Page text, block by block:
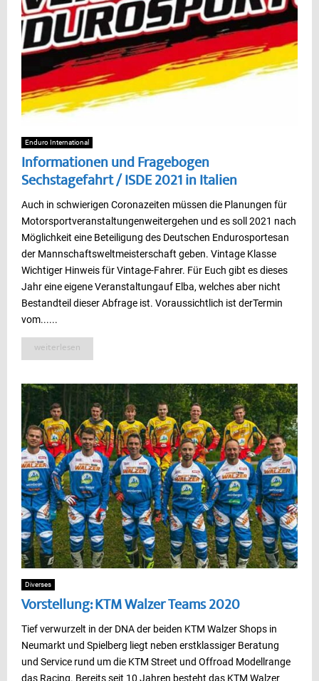
Enduro International
Informationen und Fragebogen
Sechstagefahrt / ISDE 2021 in Italien
Auch in schwierigen Coronazeiten müssen die Planungen für
Motorsportveranstaltungenweitergehen und es soll 2021 nach
Möglichkeit eine Beteiligung des Deutschen Endurosportesan
der Mannschaftsweltmeisterschaft geben. Vintage Klasse
Wichtiger Hinweis für Vintage-Fahrer. Für Euch gibt es dieses
Jahr eine eigene Veranstaltungauf Elba, welches aber nicht
Bestandteil dieser Abfrage ist. Voraussichtlich ist derTermin
vom......
weiterlesen
Diverses
Vorstellung: KTM Walzer Teams 2020
Tief verwurzelt in der DNA der beiden KTM Walzer Shops in
Neumarkt und Spielberg liegt neben erstklassiger Beratung
und Service rund um die KTM Street und Offroad Modellrange
das Racing. Bereits seit 10 Jahren besteht das KTM Walzer